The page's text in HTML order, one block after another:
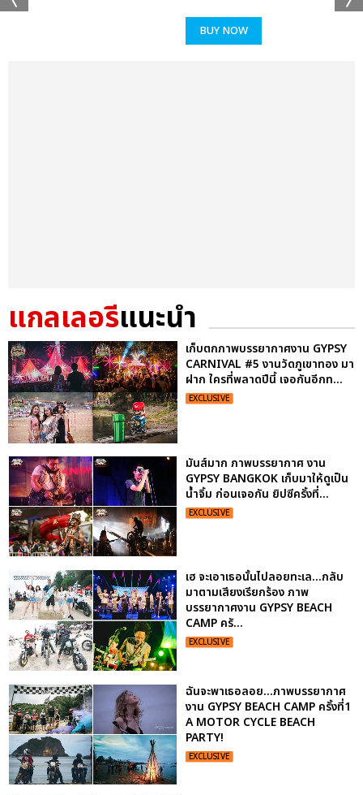
BUY NOW
แกลเลอรีแนะนำ
เก็บตกภาพบรรยากาศงาน GYPSY
CARNIVAL #5 งานวัดภูเขาทอง มา
ฝาก ใครที่พลาดปีนี้ เจอกันอีกท...
EXCLUSIVE
มันส์มาก ภาพบรรยากาศ งาน
GYPSY BANGKOK เก็บมาให้ดูเป็น
น้ำจิ้ม ก่อนเจอกัน ยิปซีครั้งที่...
EXCLUSIVE
เฮ จะเอาเธอนั้นไปลอยทะเล...กลับ
มาตามเสียงเรียกร้อง ภาพ
บรรยากาศงาน GYPSY BEACH
CAMP ครั...
EXCLUSIVE
ฉันจะพาเธอลอย...ภาพบรรยากาศ
งาน GYPSY BEACH CAMP ครั้งที่1
A MOTOR CYCLE BEACH
PARTY!
EXCLUSIVE